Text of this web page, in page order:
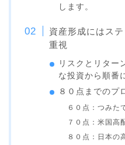
します。
資産形成にはス
重視
リスクとリター
な投資から順番
８０点までのプ
６０点：つみた
７０点：米国高
８０点：日本の